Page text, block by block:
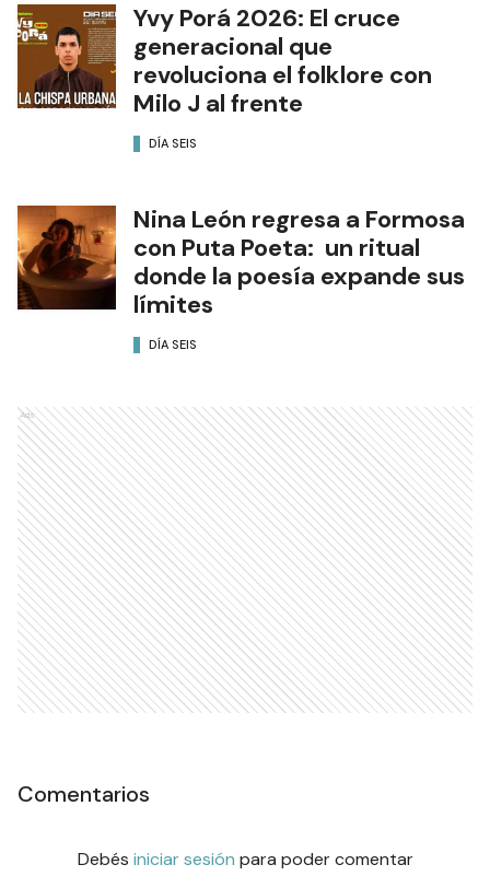
Yvy Porá 2026: El cruce
generacional que
revoluciona el folklore con
Milo J al frente
DÍA SEIS
Nina León regresa a Formosa
con Puta Poeta: un ritual
donde la poesía expande sus
límites
DÍA SEIS
Ads
Comentarios
Debés iniciar sesión para poder comentar